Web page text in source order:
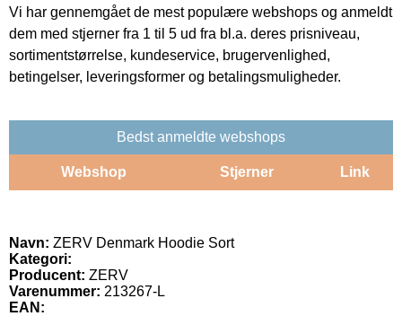
Vi har gennemgået de mest populære webshops og anmeldt
dem med stjerner fra 1 til 5 ud fra bl.a. deres prisniveau,
sortimentstørrelse, kundeservice, brugervenlighed,
betingelser, leveringsformer og betalingsmuligheder.
Bedst anmeldte webshops
Webshop Stjerner Link
Navn: ZERV Denmark Hoodie Sort
Kategori:
Producent: ZERV
Varenummer: 213267-L
EAN: